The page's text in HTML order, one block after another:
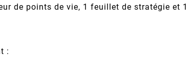
de points de vie, 1 feuillet de stratégie et 1
: